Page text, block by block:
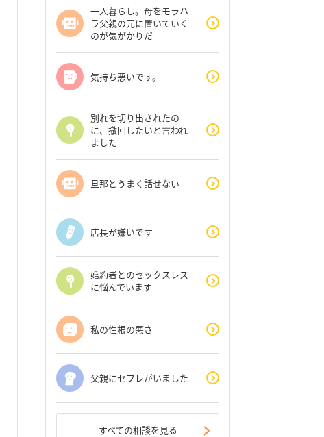
一人暮らし。母をモラハ
ラ父親の元に置いていく
のが気がかりだ
気持ち悪いです。
別れを切り出されたの
に、撤回したいと言われ
ました
旦那とうまく話せない
店長が嫌いです
婚約者とのセックスレス
に悩んでいます
私の性根の悪さ
父親にセフレがいました
すべての相談を見る